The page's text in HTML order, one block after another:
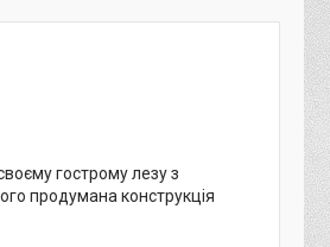
гострому лезу з
продумана конструкція